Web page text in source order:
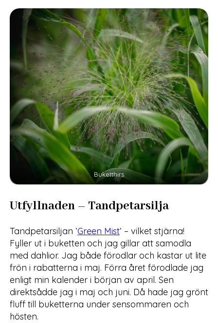
Buketthirs
Utfyllnaden – Tandpetarsilja
Tandpetarsiljan ‘Green Mist‘ – vilket stjärna!
Fyller ut i buketten och jag gillar att samodla
med dahlior. Jag både förodlar och kastar ut lite
frön i rabatterna i maj. Förra året förodlade jag
enligt min kalender i början av april. Sen
direktsådde jag i maj och juni. Då hade jag grönt
fluff till buketterna under sensommaren och
hösten.